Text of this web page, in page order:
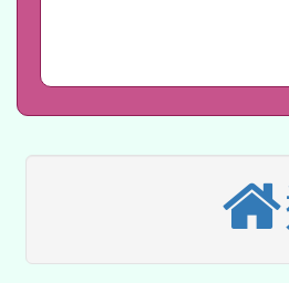
國立臺灣
業成長研
本館辦理
暨閱讀推
科技賦能─
礎課程
A3數位素
「數位內
pilot」
有關大陸